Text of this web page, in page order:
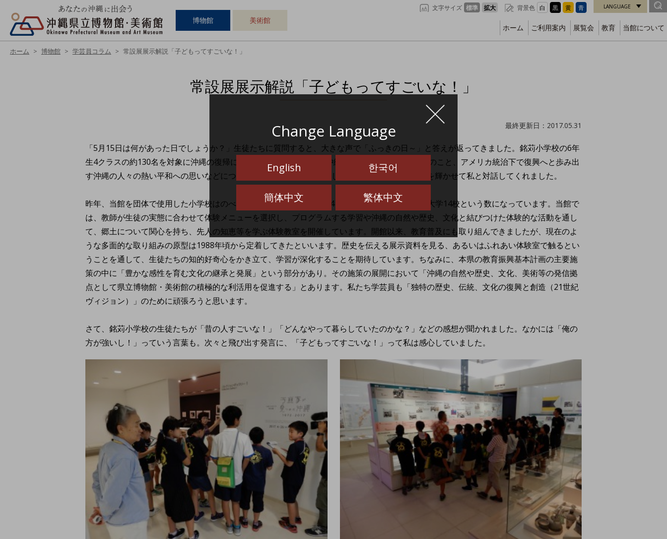
博物館 美術館
文字サイズ 標準 拡大 背景色 白 黒 黄 青 LANGUAGE
ホーム ご利用案内 展覧会 教育 当館について
Change Language
English 한국어
簡体中文 繁体中文
ホーム 博物館 学芸員コラム 常設展展示解説「子どもってすごいな！」
常設展展示解説「子どもってすごいな！」
最終更新日：2017.05.31
「5月15日は何があった日でしょうか？」生徒たちに質問すると、大きな声で「ふっきの日～」と答えが返ってきました。銘苅小学校の6年
生4クラスの約130名を対象に沖縄の復帰について、説明しました。沖縄戦のことや戦後の収容所のこと、アメリカ統治下で復興へと歩み出
す沖縄の人々の熱い平和への思いなどについて展示資料を通して解説したのです。生徒たちは目を輝かせて私と対話してくれました。
昨年、当館を団体で使用した小学校はのべ275校、中学校17校、高校41校、特別支援学校19校、大学14校という数になっています。当館で
は、教師が生徒の実態に合わせて体験メニューを選択し、プログラムする学習や沖縄の自然や歴史、文化と結びつけた体験的な活動を通し
て、郷土について関心を持ち、先人の知恵等を学ぶ体験教室を開催しています。開館以来、教育普及にも取り組んできましたが、現在のよ
うな多面的な取り組みの原型は1988年頃から定着してきたといいます。歴史を伝える展示資料を見る、あるいはふれあい体験室で触るとい
うことを通して、生徒たちの知的好奇心をかき立て、学習が深化することを期待しています。ちなみに、本県の教育振興基本計画の主要施
策の中に「豊かな感性を育む文化の継承と発展」という部分があり。その施策の展開において「沖縄の自然や歴史、文化、美術等の発信拠
点として県立博物館・美術館の積極的な利活用を促進する」とあります。私たち学芸員も「独特の歴史、伝統、文化の復興と創造（21世紀
ヴィジョン）」のために頑張ろうと思います。
さて、銘苅小学校の生徒たちが「昔の人すごいな！」「どんなやって暮らしていたのかな？」などの感想が聞かれました。なかには「俺の
方が強いし！」っていう言葉も。次々と飛び出す発言に、「子どもってすごいな！」って私は感心していました。